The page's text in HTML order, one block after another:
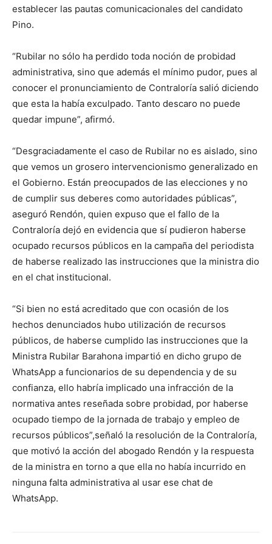
establecer las pautas comunicacionales del candidato
Pino.
“Rubilar no sólo ha perdido toda noción de probidad
administrativa, sino que además el mínimo pudor, pues al
conocer el pronunciamiento de Contraloría salió diciendo
que esta la había exculpado. Tanto descaro no puede
quedar impune”, afirmó.
“Desgraciadamente el caso de Rubilar no es aislado, sino
que vemos un grosero intervencionismo generalizado en
el Gobierno. Están preocupados de las elecciones y no
de cumplir sus deberes como autoridades públicas”,
aseguró Rendón, quien expuso que el fallo de la
Contraloría dejó en evidencia que sí pudieron haberse
ocupado recursos públicos en la campaña del periodista
de haberse realizado las instrucciones que la ministra dio
en el chat institucional.
“Si bien no está acreditado que con ocasión de los
hechos denunciados hubo utilización de recursos
públicos, de haberse cumplido las instrucciones que la
Ministra Rubilar Barahona impartió en dicho grupo de
WhatsApp a funcionarios de su dependencia y de su
confianza, ello habría implicado una infracción de la
normativa antes reseñada sobre probidad, por haberse
ocupado tiempo de la jornada de trabajo y empleo de
recursos públicos”,señaló la resolución de la Contraloría,
que motivó la acción del abogado Rendón y la respuesta
de la ministra en torno a que ella no había incurrido en
ninguna falta administrativa al usar ese chat de
WhatsApp.